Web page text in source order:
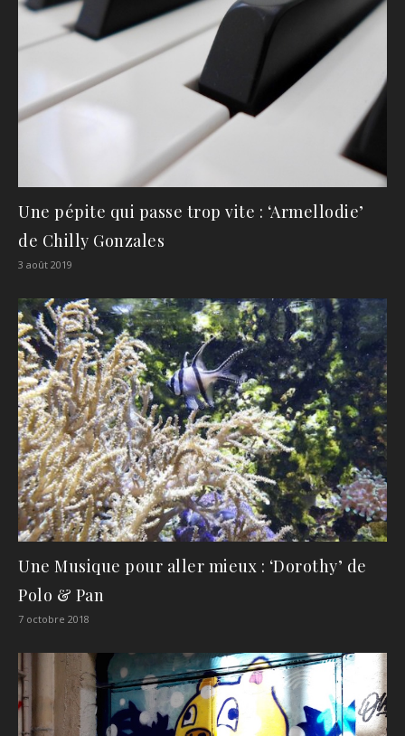
Une pépite qui passe trop vite : ‘Armellodie’
de Chilly Gonzales
3 août 2019
Une Musique pour aller mieux : ‘Dorothy’ de
Polo & Pan
7 octobre 2018